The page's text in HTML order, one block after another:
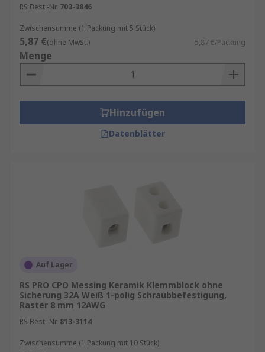
RS Best.-Nr. 703-3846
Zwischensumme (1 Packung mit 5 Stück)
5,87 €(ohne MwSt.) 5,87 €/Packung
Menge
Hinzufügen
Datenblätter
Auf Lager
RS PRO CPO Messing Keramik Klemmblock ohne
Sicherung 32A Weiß 1-polig Schraubbefestigung,
Raster 8 mm 12AWG
RS Best.-Nr. 813-3114
Zwischensumme (1 Packung mit 10 Stück)